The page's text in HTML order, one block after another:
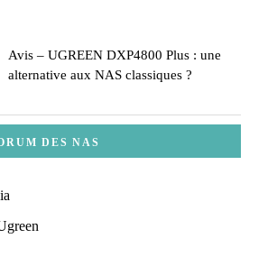
Avis – UGREEN DXP4800 Plus : une
alternative aux NAS classiques ?
DES NAS